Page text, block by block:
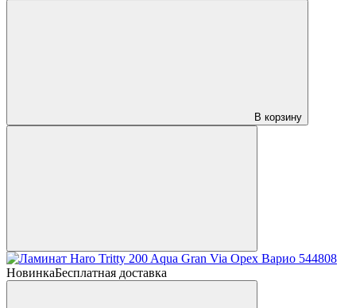
В корзину
НовинкаБесплатная доставка